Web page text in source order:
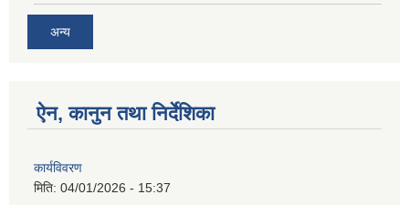
अन्य
ऐन, कानुन तथा निर्देशिका
कार्यविवरण
मिति: 04/01/2026 - 15:37